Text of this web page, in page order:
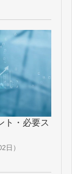
ト・必要ス
日 ）